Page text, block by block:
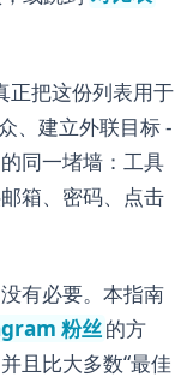
把这份列表用于
、建立外联目标 -
同一堵墙：工具
箱、密码、点击
有必要。本指南
粉丝的方
且比大多数“最佳